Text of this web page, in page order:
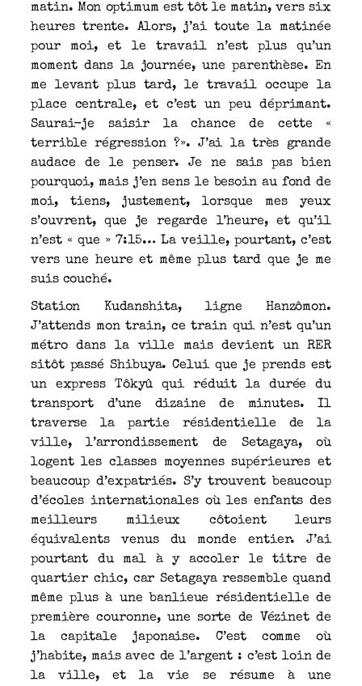
matin. Mon optimum est tôt le matin, vers six
heures trente. Alors, j’ai toute la matinée
pour moi, et le travail n’est plus qu’un
moment dans la journée, une parenthèse. En
me levant plus tard, le travail occupe la
place centrale, et c’est un peu déprimant.
Saurai-je saisir la chance de cette «
terrible régression ?». J’ai la très grande
audace de le penser. Je ne sais pas bien
pourquoi, mais j’en sens le besoin au fond de
moi, tiens, justement, lorsque mes yeux
s’ouvrent, que je regarde l’heure, et qu’il
n’est « que » 7:15… La veille, pourtant, c’est
vers une heure et même plus tard que je me
suis couché.
Station Kudanshita, ligne Hanzômon.
J’attends mon train, ce train qui n’est qu’un
métro dans la ville mais devient un RER
sitôt passé Shibuya. Celui que je prends est
un express Tôkyû qui réduit la durée du
transport d’une dizaine de minutes. Il
traverse la partie résidentielle de la
ville, l’arrondissement de Setagaya, où
logent les classes moyennes supérieures et
beaucoup d’expatriés. S’y trouvent beaucoup
d’écoles internationales où les enfants des
meilleurs milieux côtoient leurs
équivalents venus du monde entier. J’ai
pourtant du mal à y accoler le titre de
quartier chic, car Setagaya ressemble quand
même plus à une banlieue résidentielle de
première couronne, une sorte de Vézinet de
la capitale japonaise. C’est comme où
j’habite, mais avec de l’argent : c’est loin de
la ville, et la vie se résume à une